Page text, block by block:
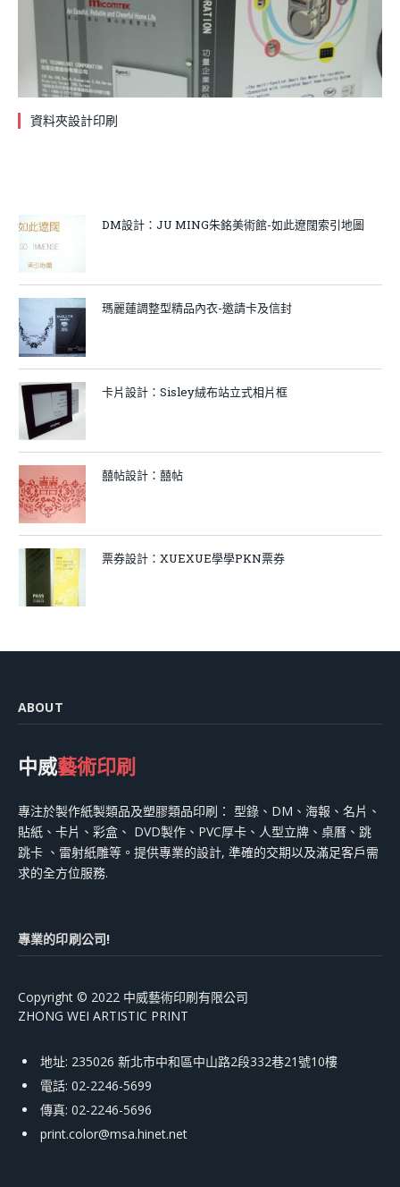
資料夾設計印刷
DM設計：JU MING朱銘美術館-如此遼闊索引地圖
瑪麗蓮調整型精品內衣-邀請卡及信封
卡片設計：Sisley絨布站立式相片框
囍帖設計：囍帖
票券設計：XUEXUE學學PKN票券
ABOUT
中威藝術印刷
專注於製作紙製類品及塑膠類品印刷： 型錄、DM、海報、名片、
貼紙、卡片、彩盒、 DVD製作、PVC厚卡、人型立牌、桌曆、跳
跳卡 、雷射紙雕等。提供專業的設計, 準確的交期以及滿足客戶需
求的全方位服務.
專業的印刷公司!
Copyright © 2022 中威藝術印刷有限公司
ZHONG WEI ARTISTIC PRINT
地址: 235026 新北市中和區中山路2段332巷21號10樓
電話: 02-2246-5699
傳真: 02-2246-5696
print.color@msa.hinet.net